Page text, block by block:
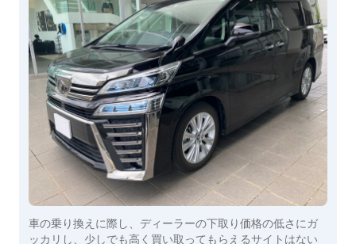
車の乗り換えに際し、ディーラーの下取り価格の低さにガ
ッカリし、少しでも高く買い取ってもらえるサイトはない